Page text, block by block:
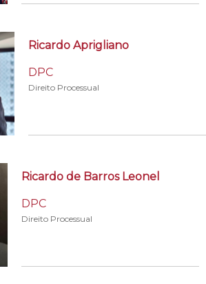
Ricardo Aprigliano
DPC
Direito Processual
Ricardo de Barros Leonel
DPC
Direito Processual